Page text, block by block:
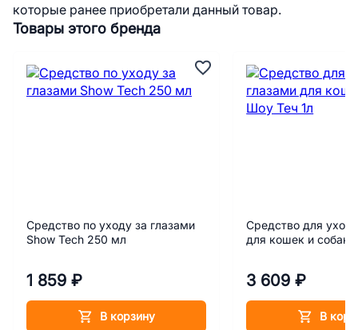
Товары этого бренда
Средство по уходу за глазами
Show Tech 250 мл
1 859 ₽
В корзину
Средство для
для кошек и собак
3 609 ₽
В
которые ранее приобретали данный товар.